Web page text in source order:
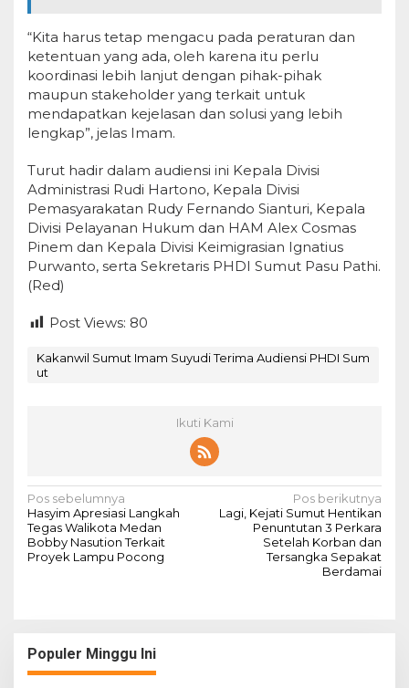
“Kita harus tetap mengacu pada peraturan dan
ketentuan yang ada, oleh karena itu perlu
koordinasi lebih lanjut dengan pihak-pihak
maupun stakeholder yang terkait untuk
mendapatkan kejelasan dan solusi yang lebih
lengkap”, jelas Imam.
Turut hadir dalam audiensi ini Kepala Divisi
Administrasi Rudi Hartono, Kepala Divisi
Pemasyarakatan Rudy Fernando Sianturi, Kepala
Divisi Pelayanan Hukum dan HAM Alex Cosmas
Pinem dan Kepala Divisi Keimigrasian Ignatius
Purwanto, serta Sekretaris PHDI Sumut Pasu Pathi.
(Red)
Post Views: 80
Kakanwil Sumut Imam Suyudi Terima Audiensi PHDI Sum
ut
Ikuti Kami
N
a
v
s
Pos sebelumnya
Hasyim Apresiasi Langkah
Tegas Walikota Medan
Bobby Nasution Terkait
Proyek Lampu Pocong
Pos berikutnya
Lagi, Kejati Sumut Hentikan
Penuntutan 3 Perkara
Setelah Korban dan
Tersangka Sepakat
Berdamai
Populer Minggu Ini